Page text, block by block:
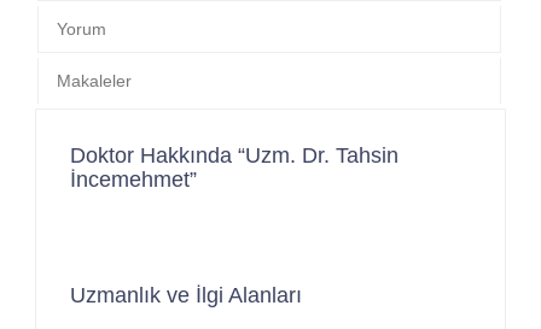
Yorum
Makaleler
Doktor Hakkında “Uzm. Dr. Tahsin
İncemehmet”
Uzmanlık ve İlgi Alanları